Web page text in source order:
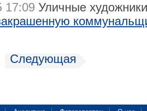
17:09 Уличные
Следующая